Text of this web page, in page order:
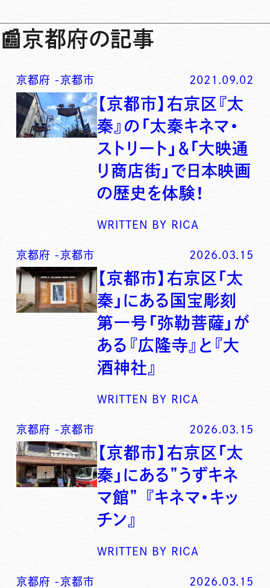
📰京都府の記事
京都府 -京都市 2021.09.02
【京都市】右京区『太
秦』の「太秦キネマ・
ストリート」＆「大映通
り商店街」で日本映画
の歴史を体験！
WRITTEN BY RICA
京都府 -京都市 2026.03.15
【京都市】右京区「太
秦」にある国宝彫刻
第一号「弥勒菩薩」が
ある『広隆寺』と『大
酒神社』
WRITTEN BY RICA
京都府 -京都市 2026.03.15
【京都市】右京区「太
秦」にある”うずキネ
マ館” 『キネマ・キッ
チン』
WRITTEN BY RICA
京都府 -京都市 2026.03.15